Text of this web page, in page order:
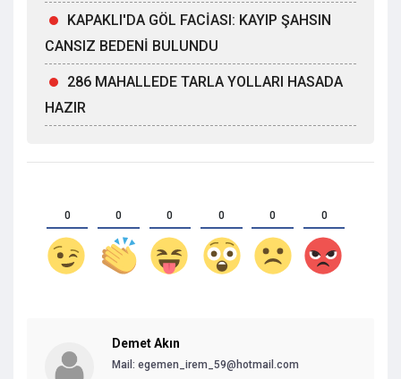
KAPAKLI'DA GÖL FACİASI: KAYIP ŞAHSIN
CANSIZ BEDENİ BULUNDU
286 MAHALLEDE TARLA YOLLARI HASADA
HAZIR
0 0 0 0 0 0
Demet Akın
Mail: egemen_irem_59@hotmail.com